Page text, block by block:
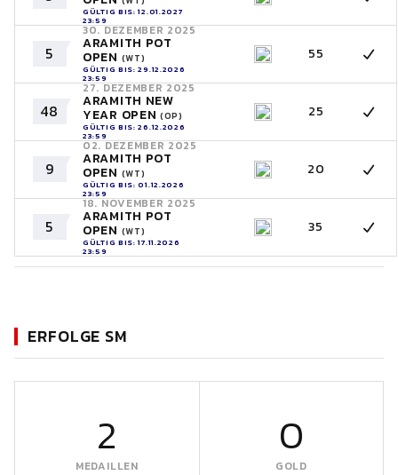
GÜLTIG BIS: 12.01.2027
23:59
5
30. DEZEMBER 2025
ARAMITH POT
OPEN (WT)
GÜLTIG BIS: 29.12.2026
23:59
55
48
27. DEZEMBER 2025
ARAMITH NEW
YEAR OPEN (OP)
GÜLTIG BIS: 26.12.2026
23:59
25
9
02. DEZEMBER 2025
ARAMITH POT
OPEN (WT)
GÜLTIG BIS: 01.12.2026
23:59
20
5
18. NOVEMBER 2025
ARAMITH POT
OPEN (WT)
GÜLTIG BIS: 17.11.2026
23:59
35
ERFOLGE SM
2
MEDAILLEN
0
GOLD